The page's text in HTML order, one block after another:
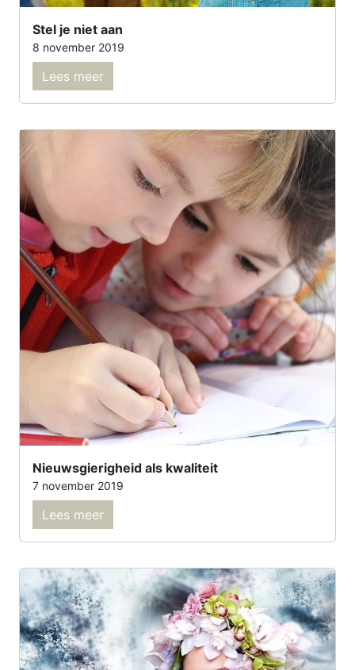
Stel je niet aan
8 november 2019
Lees meer
Nieuwsgierigheid als kwaliteit
7 november 2019
Lees meer